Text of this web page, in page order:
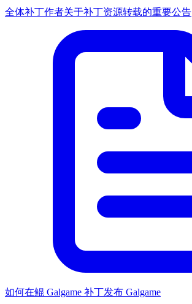
全体补丁作者关于补丁资源转载的重要公告
如何在鲲 Galgame 补丁发布 Galgame